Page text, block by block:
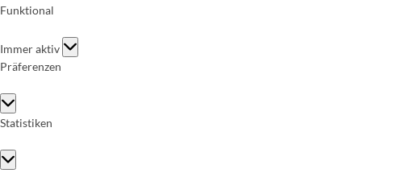
Funktional
Funktional
Immer aktiv
Präferenzen
Präferenzen
Statistiken
Statistiken